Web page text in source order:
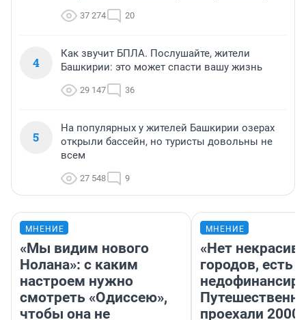
37 274 20
4
Как звучит БПЛА. Послушайте, жители
Башкирии: это может спасти вашу жизнь
29 147 36
5
На популярных у жителей Башкирии озерах
открыли бассейн, но туристы довольны не
всем
27 548 9
МНЕНИЕ
«Мы видим нового
Нолана»: с каким
настроем нужно
смотреть «Одиссею»,
чтобы она не
МНЕНИЕ
«Нет
городов, есть
проехали 2000